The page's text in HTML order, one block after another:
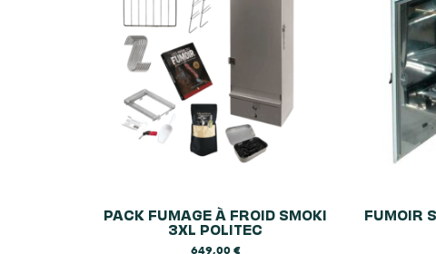
PACK FUMAGE À FROID SMOKI
3XL POLITEC
649,00€
FUMOIR